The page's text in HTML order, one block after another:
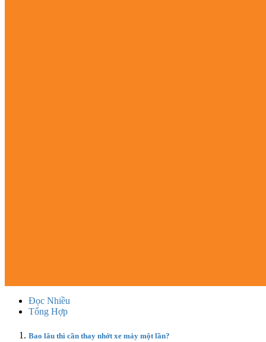
Đọc Nhiều
Tổng Hợp
Bao lâu thì cần thay nhớt xe máy một lần?